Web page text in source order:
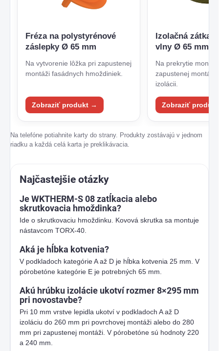
Fréza na polystyrénové
záslepky Ø 65 mm
Na vytvorenie lôžka pri zapustenej
montáži fasádnych hmoždiniek.
Zobraziť produkt →
Izolačná zátka
vlny Ø 65 mm
Na prekrytie
zapustenej montáži
izolácii.
Zobraziť
Na telefóne potiahnite karty do strany. Produkty zostávajú v jednom
riadku a každá celá karta je preklikávacia.
Najčastejšie otázky
Je WKTHERM-S 08 zatĺkacia alebo
skrutkovacia hmoždinka?
Ide o skrutkovaciu hmoždinku. Kovová skrutka sa montuje
nástavcom TORX-40.
Aká je hĺbka kotvenia?
V podkladoch kategórie A až D je hĺbka kotvenia 25 mm. V
pórobetóne kategórie E je potrebných 65 mm.
Akú hrúbku izolácie ukotví rozmer 8×295 mm
pri novostavbe?
Pri 10 mm vrstve lepidla ukotví v podkladoch A až D
izoláciu do 260 mm pri povrchovej montáži alebo do 280
mm pri zapustenej montáži. V pórobetóne sú hodnoty 220
a 240 mm.